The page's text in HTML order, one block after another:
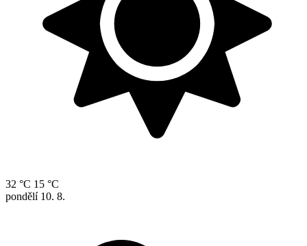
32 °C 15 °C
pondělí 10. 8.